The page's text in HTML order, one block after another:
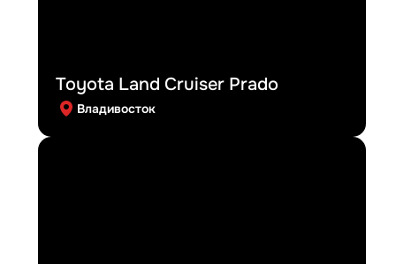
Toyota Land Cruiser Prado
Владивосток